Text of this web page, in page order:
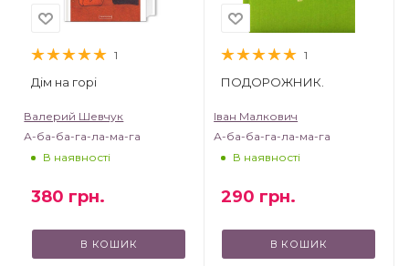
1
Дім на горі
Валерий Шевчук
А-ба-ба-га-ла-ма-га
В наявності
380 грн.
В КОШИК
1
ПОДОРОЖНИК.
Іван Малкович
А-ба-ба-га-ла-ма-га
В наявності
290 грн.
В КОШИК